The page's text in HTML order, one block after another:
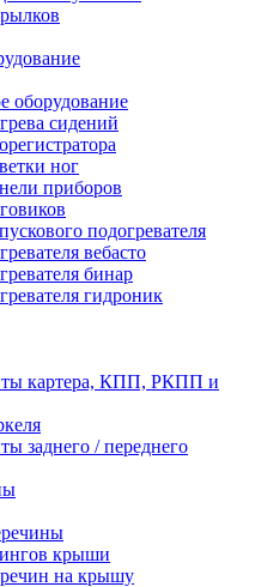
оборудование
сидений
ног
приборов
подогревателя
вебасто
бинар
гидроник
картера, КПП, РКПП и
заднего / переднего
крыши
на крышу